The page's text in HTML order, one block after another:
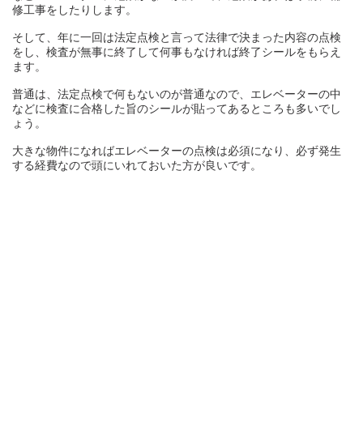
修工事をしたりします。
そして、年に一回は法定点検と言って法律で決まった内容の点検
をし、検査が無事に終了して何事もなければ終了シールをもらえ
ます。
普通は、法定点検で何もないのが普通なので、エレベーターの中
などに検査に合格した旨のシールが貼ってあるところも多いでし
ょう。
大きな物件になればエレベーターの点検は必須になり、必ず発生
する経費なので頭にいれておいた方が良いです。